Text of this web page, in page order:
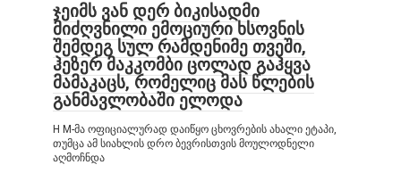
ჯეიმს ვან დერ ბიკისადმი
მიძღვნილი ემოციური ხსოვნის
შემდეგ სულ რამდენიმე თვეში,
ჰეზერ მაკკომბი ცოლად გაჰყვა
მამაკაცს, რომელიც მას წლების
განმავლობაში ელოდა
H M-მა ოფიციალურად დაიწყო ცხოვრების ახალი ეტაპი,
თუმცა ამ სიახლის დრო ბევრისთვის მოულოდნელი
აღმოჩნდა